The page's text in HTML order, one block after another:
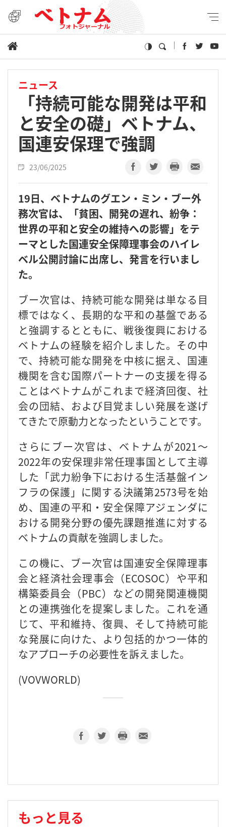
ニュース
「持続可能な開発は平和
と安全の礎」ベトナム、
国連安保理で強調 ​
23/06/2025
19日、ベトナムのグエン・ミン・ブー外
務次官は、「貧困、開発の遅れ、紛争：
世界の平和と安全の維持への影響」をテ
ーマとした国連安全保障理事会のハイレ
ベル公開討論に出席し、発言を行いまし
た。
ブー次官は、持続可能な開発は単なる目
標ではなく、長期的な平和の基盤である
と強調するとともに、戦後復興における
ベトナムの経験を紹介しました。その中
で、持続可能な開発を中核に据え、国連
機関を含む国際パートナーの支援を得る
ことはベトナムがこれまで経済回復、社
会の団結、および目覚ましい発展を遂げ
てきたで原動力となったということです。
さらにブー次官は、ベトナムが2021〜
2022年の安保理非常任理事国として主導
した「武力紛争下における生活基盤イン
フラの保護」に関する決議第2573号を始
め、国連の平和・安全保障アジェンダに
おける開発分野の優先課題推進に対する
ベトナムの貢献を強調しました。
この機に、ブー次官は国連安全保障理事
会と経済社会理事会（ECOSOC）や平和
構築委員会（PBC）などの開発関連機関
との連携強化を提案しました。これを通
じて、平和維持、復興、そして持続可能
な発展に向けた、より包括的かつ一体的
なアプローチの必要性を訴えました。
(VOVWORLD)
もっと見る